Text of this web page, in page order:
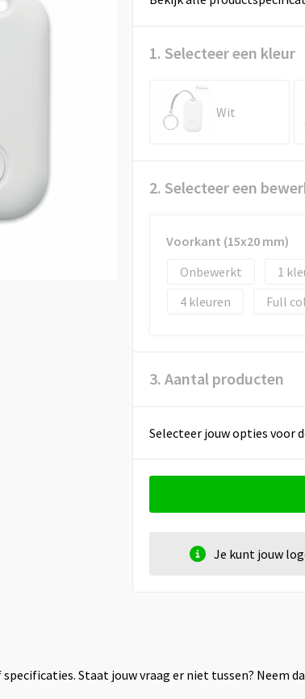
1. Selecteer een kleur
Wit
2. Selecteer een
Voorkant (15x20 mm)
Onbewerkt
1
4
Full
3. Aantal producten
Selecteer jouw opties voor
Je kunt jouw
Staat jouw vraag er niet tussen? Neem